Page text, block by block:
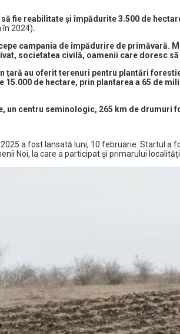
fie reabilitate și împădurite 3.500 de
în 2024).
campania de împădurire de
societatea civilă, oamenii care doresc
țară au oferit terenuri pentru plantări
de hectare, prin plantarea a 65 de
un centru seminologic, 265 km de drumuri
a fost lansată luni, 10 februarie. Startul a
Noi, la care a participat și primarului